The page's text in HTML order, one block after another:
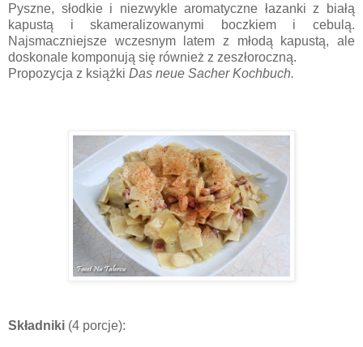
Pyszne, słodkie i niezwykle aromatyczne łazanki z białą
kapustą i skameralizowanymi boczkiem i cebulą.
Najsmaczniejsze wczesnym latem z młodą kapustą, ale
doskonale komponują się również z zeszłoroczną.
Propozycja z książki Das neue Sacher Kochbuch.
Składniki (4 porcje):